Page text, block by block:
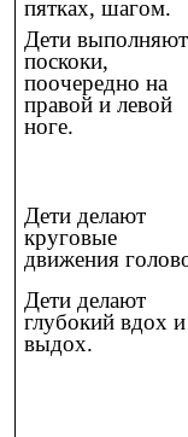
пятках, шагом.
Дети выполняют
поскоки,
поочередно на
правой и левой
ноге.
Дети делают
круговые
движения
Дети делают
глубокий вдох и
выдох.